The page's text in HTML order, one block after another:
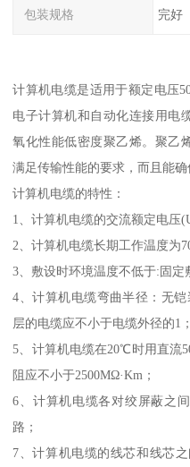
包装规格 完好
计算机电缆是适用于额定电压
电子计算机和自动化连接用电
氧化性能低密度聚乙烯。聚乙
满足传输性能的要求，而且能确
计算机电缆的特性：
1、计算机电缆的交流额定电压
2、计算机电缆长期工作温度为
3、敷设时环境温度不低于:固
4、计算机电缆弯曲半径：无
层的电缆应不小于电缆外径的1；
5、计算机电缆在20℃时用直流
阻应不小于2500MΩ·Km；
6、计算机电缆各对绞屏蔽之
路；
7、计算机电缆的线芯和线芯